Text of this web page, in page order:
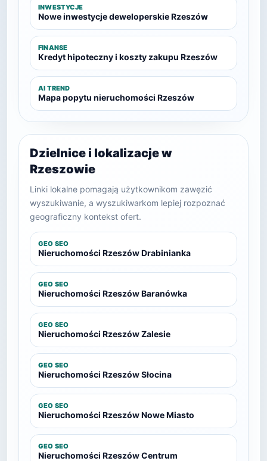
INWESTYCJE
Nowe inwestycje deweloperskie Rzeszów
FINANSE
Kredyt hipoteczny i koszty zakupu Rzeszów
AI TREND
Mapa popytu nieruchomości Rzeszów
Dzielnice i lokalizacje w
Rzeszowie
Linki lokalne pomagają użytkownikom zawęzić
wyszukiwanie, a wyszukiwarkom lepiej rozpoznać
geograficzny kontekst ofert.
GEO SEO
Nieruchomości Rzeszów Drabinianka
GEO SEO
Nieruchomości Rzeszów Baranówka
GEO SEO
Nieruchomości Rzeszów Zalesie
GEO SEO
Nieruchomości Rzeszów Słocina
GEO SEO
Nieruchomości Rzeszów Nowe Miasto
GEO SEO
Nieruchomości Rzeszów Centrum